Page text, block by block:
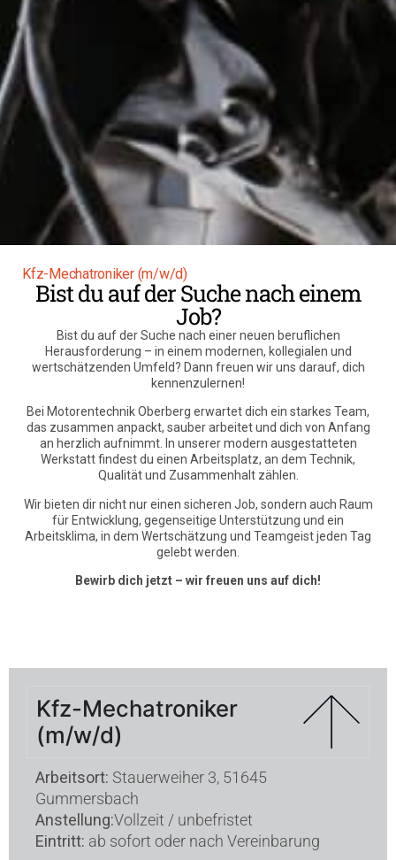
Kfz-Mechatroniker (m/w/d)
Bist du auf der Suche nach einem
Job?
Bist du auf der Suche nach einer neuen beruflichen
Herausforderung – in einem modernen, kollegialen und
wertschätzenden Umfeld? Dann freuen wir uns darauf, dich
kennenzulernen!
Bei Motorentechnik Oberberg erwartet dich ein starkes Team,
das zusammen anpackt, sauber arbeitet und dich von Anfang
an herzlich aufnimmt. In unserer modern ausgestatteten
Werkstatt findest du einen Arbeitsplatz, an dem Technik,
Qualität und Zusammenhalt zählen.
Wir bieten dir nicht nur einen sicheren Job, sondern auch Raum
für Entwicklung, gegenseitige Unterstützung und ein
Arbeitsklima, in dem Wertschätzung und Teamgeist jeden Tag
gelebt werden.
Bewirb dich jetzt – wir freuen uns auf dich!
Kfz-Mechatroniker
(m/w/d)
Arbeitsort: Stauerweiher 3, 51645
Gummersbach
Anstellung:Vollzeit / unbefristet
Eintritt: ab sofort oder nach Vereinbarung